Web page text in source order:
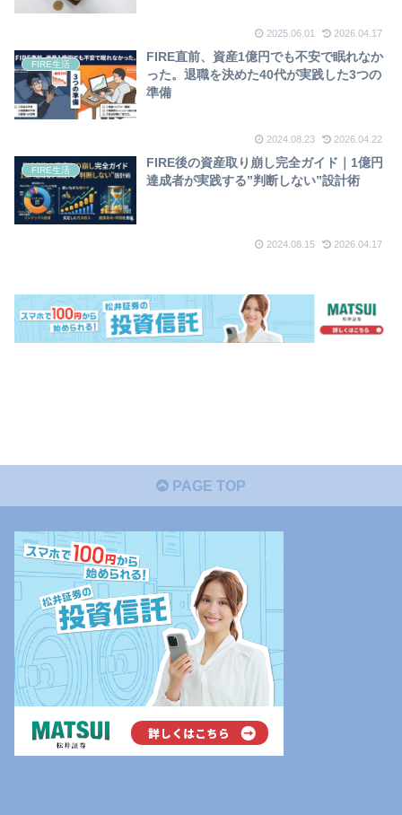
2025.06.01 2026.04.17
FIRE生活
FIRE直前、資産1億円でも不安で眠れなか
った。退職を決めた40代が実践した3つの
準備
2024.08.23 2026.04.22
FIRE生活
FIRE後の資産取り崩し完全ガイド｜1億円
達成者が実践する”判断しない”設計術
2024.08.15 2026.04.17
PAGE TOP